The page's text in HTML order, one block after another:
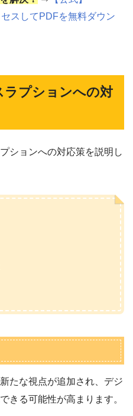
スしてPDFを無料ダウン
ラプションへの対
ションへの対応策を説明し
たな視点が追加され、デジ
きる可能性が高まります。